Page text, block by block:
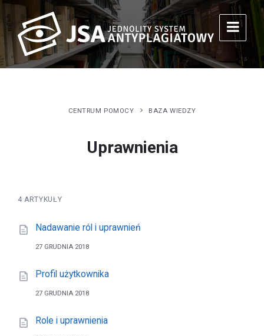
CENTRUM POMOCY BAZA WIEDZY
Uprawnienia
4 ARTYKUŁY
Nadawanie ról i uprawnień
27 GRUDNIA 2018
Profil użytkownika
27 GRUDNIA 2018
Role i uprawnienia